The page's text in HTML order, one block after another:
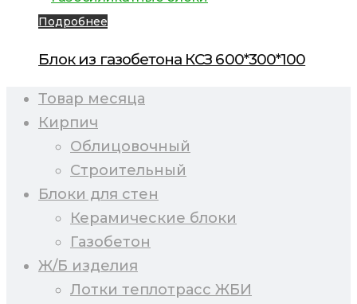
Подробнее
Блок из газобетона КСЗ 600*300*100
Товар месяца
Кирпич
Облицовочный
Строительный
Блоки для стен
Керамические блоки
Газобетон
Ж/Б изделия
Лотки теплотрасс ЖБИ